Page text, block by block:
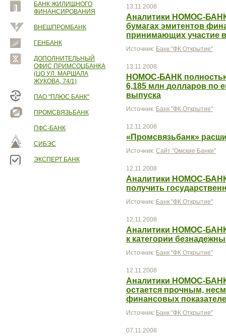
БАНК ЖИЛИЩНОГО
ФИНАНСИРОВАНИЯ
ВНЕШПРОМБАНК
ГЕНБАНК
ДОПОЛНИТЕЛЬНЫЙ
ОФИС ПРИМСОЦБАНКА
(ЦО УЛ. МАРШАЛА
ЖУКОВА, 74/1)
ПАО "ПЛЮС БАНК"
ПРОМСВЯЗЬБАНК
ПФС-БАНК
СИБЭС
ЭКСПЕРТ БАНК
13.11.2008
Аналитики НОМОС-
бумагах эмитентов
принимающих участие
Источник: Банк "ФК Открытие"
13.11.2008
НОМОС-БАНК
6,185 млн долларов по
выпуска
Источник: Банк "ФК Открытие"
12.11.2008
«Промсвязьбанк»
Источник: Сайт "Омские Банки"
12.11.2008
Аналитики НОМОС-
получить
Источник: Банк "ФК Открытие"
12.11.2008
Аналитики НОМОС-
к категории
Источник: Банк "ФК Открытие"
12.11.2008
Аналитики НОМОС-
остается прочным,
финансовых
Источник: Банк "ФК Открытие"
07.11.2008